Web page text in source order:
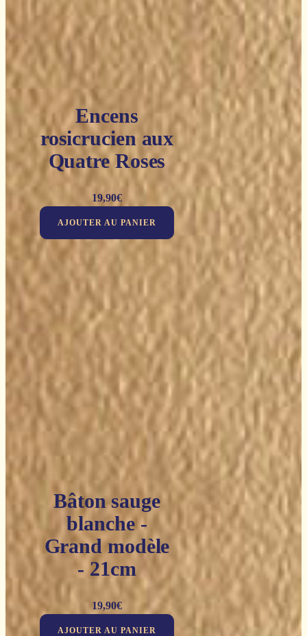
Encens
rosicrucien aux
Quatre Roses
19,90€
AJOUTER AU PANIER
Bâton sauge
blanche -
Grand modèle
- 21cm
19,90€
AJOUTER AU PANIER